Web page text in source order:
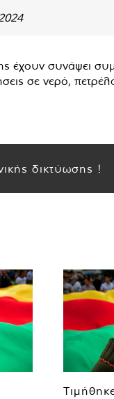
συνάψει
σε νερό,
δικτύωσης !